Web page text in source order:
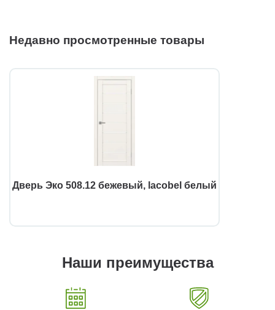
Недавно просмотренные товары
Дверь Эко 508.12 бежевый, lacobel белый
Наши преимущества